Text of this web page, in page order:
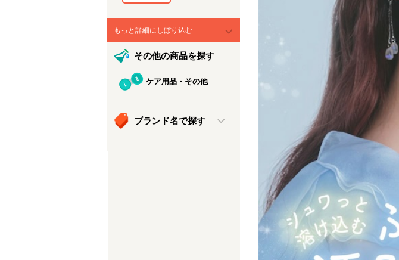
もっと詳細にしぼり込む
その他の商品を探す
ケア用品・その他
ブランド名で探す